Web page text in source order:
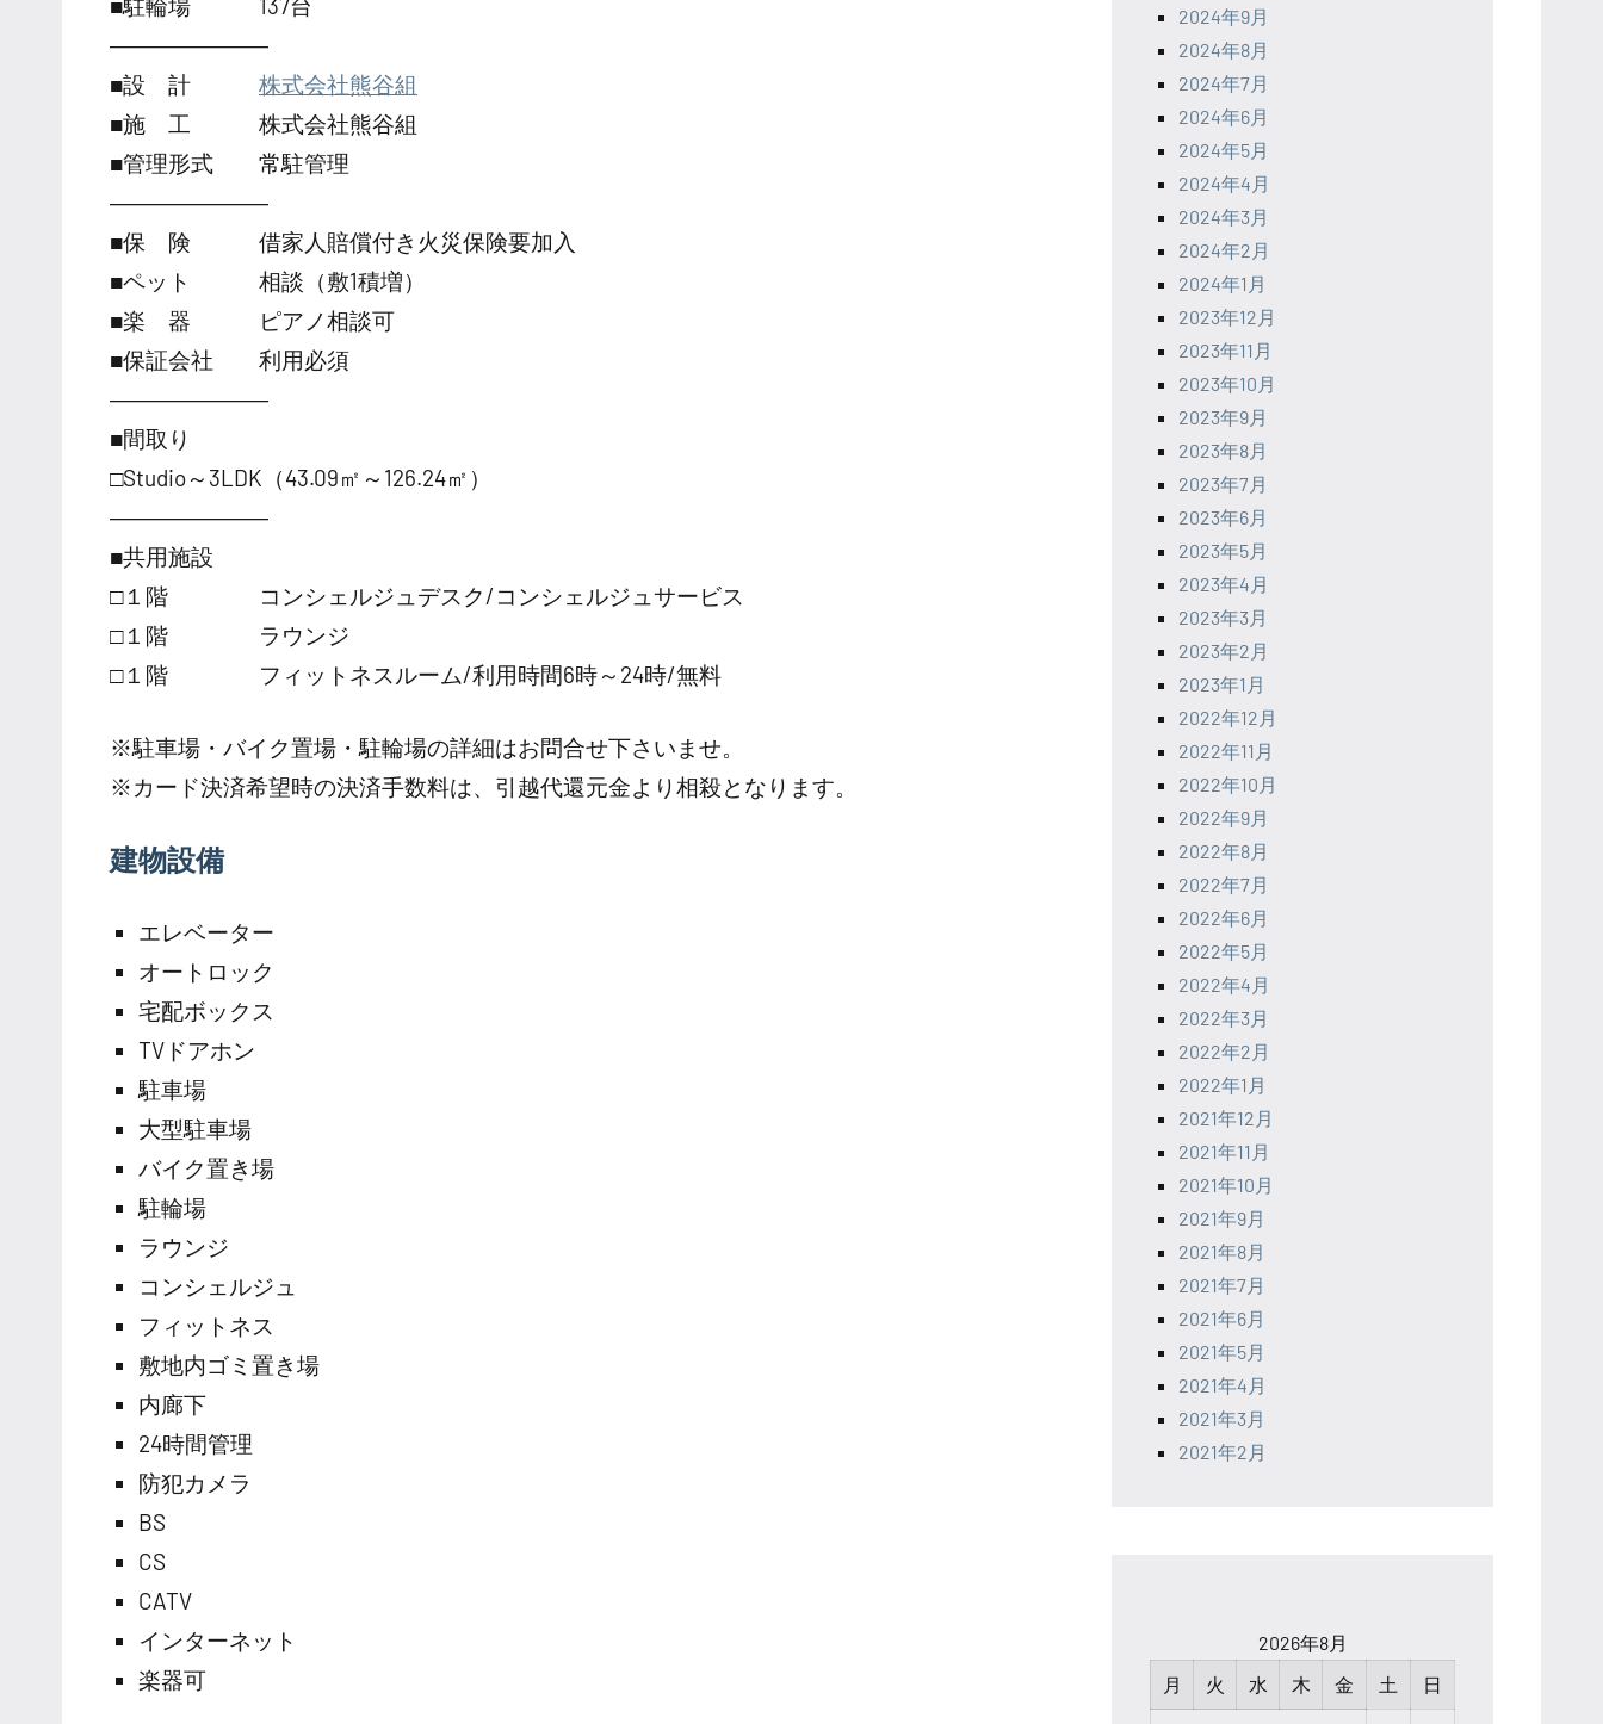
―――――――
■設 計 株式会社熊谷組
■施 工 株式会社熊谷組
■管理形式 常駐管理
―――――――
■保 険 借家人賠償付き火災保険要加入
■ペット 相談（敷1積増）
■楽 器 ピアノ相談可
■保証会社 利用必須
―――――――
■間取り
□Studio～3LDK（43.09㎡～126.24㎡）
―――――――
■共用施設
□１階 コンシェルジュデスク/コンシェルジュサービス
□１階 ラウンジ
□１階 フィットネスルーム/利用時間6時～24時/無料
※駐車場・バイク置場・駐輪場の詳細はお問合せ下さいませ。
※カード決済希望時の決済手数料は、引越代還元金より相殺となります。
建物設備
エレベーター
オートロック
宅配ボックス
TVドアホン
駐車場
大型駐車場
バイク置き場
駐輪場
ラウンジ
コンシェルジュ
フィットネス
敷地内ゴミ置き場
内廊下
24時間管理
防犯カメラ
BS
CS
CATV
インターネット
楽器可
2024年9月
2024年8月
2024年7月
2024年6月
2024年5月
2024年4月
2024年3月
2024年2月
2024年1月
2023年12月
2023年11月
2023年10月
2023年9月
2023年8月
2023年7月
2023年6月
2023年5月
2023年4月
2023年3月
2023年2月
2023年1月
2022年12月
2022年11月
2022年10月
2022年9月
2022年8月
2022年7月
2022年6月
2022年5月
2022年4月
2022年3月
2022年2月
2022年1月
2021年12月
2021年11月
2021年10月
2021年9月
2021年8月
2021年7月
2021年6月
2021年5月
2021年4月
2021年3月
2021年2月
2026年8月
月
火 水 木 金 土 日